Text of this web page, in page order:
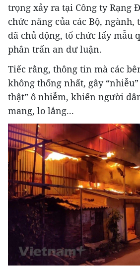
trọng xảy ra tại Công ty Rạng
chức năng của các Bộ, ngành,
đã chủ động, tổ chức lấy mẫu
phân trấn an dư luận.
Tiếc rằng, thông tin mà các
không thống nhất, gây
thật” ô nhiễm, khiến người
mang, lo lắng...